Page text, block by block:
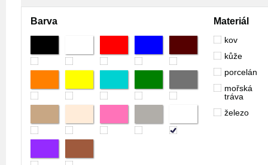
Barva Materiál
kov
kůže
porcelán
mořská
tráva
železo